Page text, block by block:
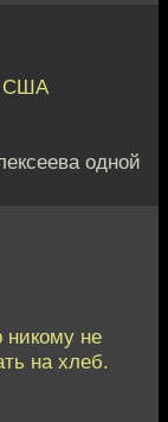
США
одной
никому не
на хлеб.